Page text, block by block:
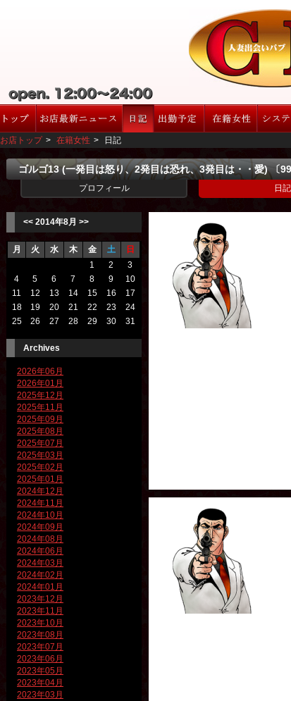
お店トップ > 在籍女性 > 日記
ゴルゴ13 (一発目は怒り、2発目は恐れ、3発目は・・愛) 〔
プロフィール 日記
<< 2014年8月 >>
月 火 水 木 金 土
日
1
2
3
4
5 6 7 8 9
10
11
12 13 14 15 16
17
18
19 20 21 22 23
24
25
26 27 28 29 30 31
Archives
2026年06月
2026年01月
2025年12月
2025年11月
2025年09月
2025年08月
2025年07月
2025年03月
2025年02月
2025年01月
2024年12月
2024年11月
2024年10月
2024年09月
2024年08月
2024年06月
2024年03月
2024年02月
2024年01月
2023年12月
2023年11月
2023年10月
2023年08月
2023年07月
2023年06月
2023年05月
2023年04月
2023年03月